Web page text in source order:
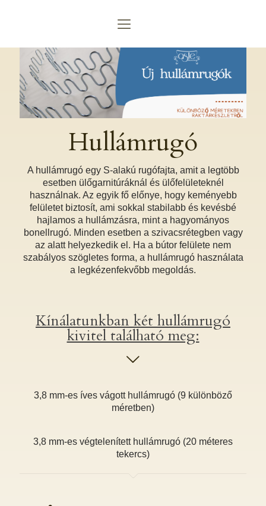
Hullámrugó
A hullámrugó egy S-alakú rugófajta, amit a legtöbb
esetben ülőgarnitúráknál és ülőfelületeknél
használnak. Az egyik fő előnye, hogy keményebb
felületet biztosít, ami sokkal stabilabb és kevésbé
hajlamos a hullámzásra, mint a hagyományos
bonellrugó. Minden esetben a szivacsrétegben vagy
az alatt helyezkedik el. Ha a bútor felülete nem
szabályos szögletes forma, a hullámrugó használata
a legkézenfekvőbb megoldás.
Kínálatunkban két hullámrugó
kivitel található meg:
3,8 mm-es íves vágott hullámrugó (9 különböző
méretben)
3,8 mm-es végtelenített hullámrugó (20 méteres
tekercs)